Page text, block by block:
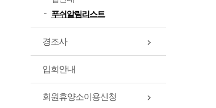
푸쉬알림리스트
경조사
입회안내
회원휴양소이용신청